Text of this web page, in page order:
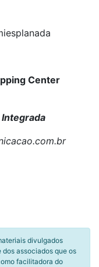
Center
divulgados
associados que os
facilitadora do